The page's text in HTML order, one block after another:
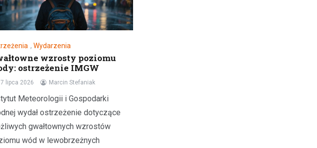
, Wydarzenia
wzrosty poziomu
ostrzeżenie IMGW
lipca 2026 Marcin Stefaniak
Meteorologii i Gospodarki
wydał ostrzeżenie dotyczące
gwałtownych wzrostów
wód w lewobrzeżnych